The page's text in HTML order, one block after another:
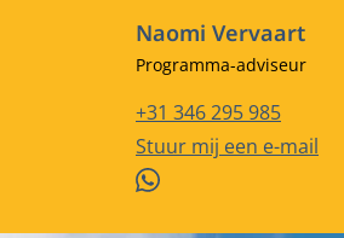
Naomi Vervaart
Functietitel
Programma-adviseur
Telefoonnummer
+31 346 295 985
E-mailadres
Stuur mij een e-mail
WhatsApp